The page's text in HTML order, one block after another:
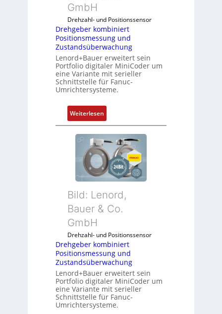
GmbH
Drehzahl- und Positionssensor
Drehgeber kombiniert
Positionsmessung und
Zustandsüberwachung
Lenord+Bauer erweitert sein
Portfolio digitaler MiniCoder um
eine Variante mit serieller
Schnittstelle für Fanuc-
Umrichtersysteme.
Weiterlesen:
D
r
e
h
g
e
e
m
b
i
i
e
r
Bild: Lenord,
Bauer & Co.
GmbH
Drehzahl- und Positionssensor
Drehgeber kombiniert
Positionsmessung und
Zustandsüberwachung
Lenord+Bauer erweitert sein
Portfolio digitaler MiniCoder um
eine Variante mit serieller
Schnittstelle für Fanuc-
Umrichtersysteme.